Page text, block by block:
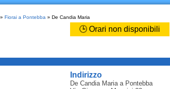
» Fiorai a Pontebba » De Candia Maria
🕒 Orari non disponibili
Indirizzo
De Candia Mariaa Pontebba